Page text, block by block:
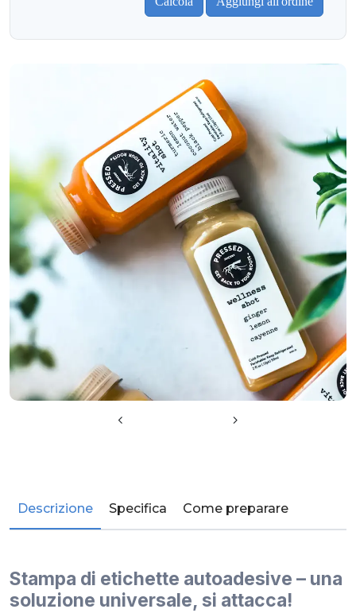
Descrizione Specifica Come preparare
Stampa di etichette autoadesive – una
soluzione universale, si attacca!